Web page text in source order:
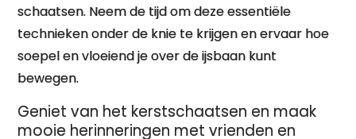
schaatsen. Neem de tijd om deze essentiële
technieken onder de knie te krijgen en ervaar hoe
soepel en vloeiend je over de ijsbaan kunt
bewegen.
Geniet van het kerstschaatsen en maak
mooie herinneringen met vrienden en